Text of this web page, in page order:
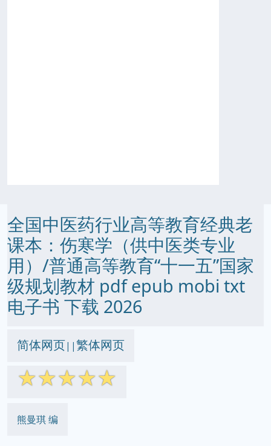
全国中医药行业高等教育经典老
课本：伤寒学（供中医类专业
用）/普通高等教育“十一五”国家
级规划教材 pdf epub mobi txt
电子书 下载 2026
简体网页||繁体网页
☆☆☆☆☆
熊曼琪 编